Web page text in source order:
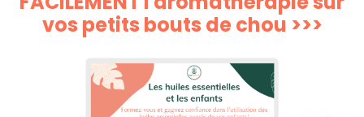
vos petits bouts de chou >>>